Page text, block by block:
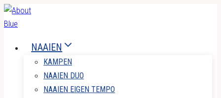
Doorgaan
naar
NAAIEN
KAMPEN
NAAIEN DUO
NAAIEN EIGEN TEMPO